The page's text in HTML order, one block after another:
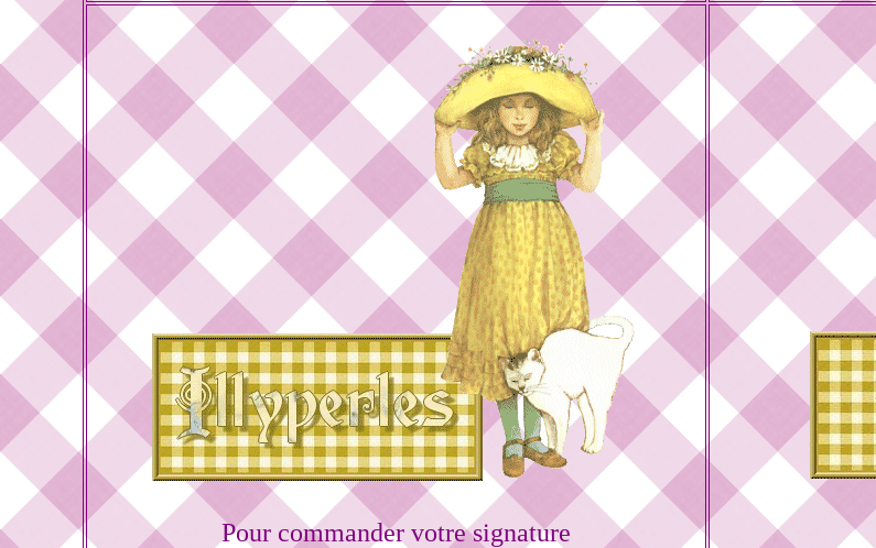
Pour commander votre signature